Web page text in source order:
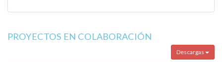
PROYECTOS EN COLABORACIÓN
Descargas